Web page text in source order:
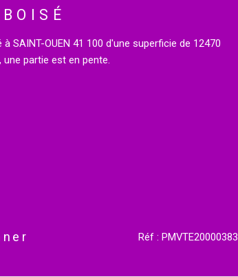
SAINT-OUEN 41 100 d'une superficie de 12470
partie est en pente.
Réf : PMVTE20000383